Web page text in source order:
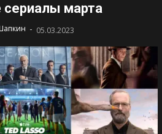
сериалы марта
- 05.03.2023